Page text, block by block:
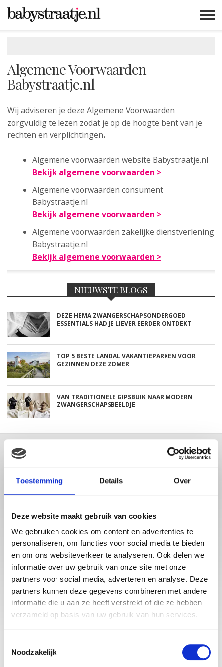
Toestemming Details Over
Deze website maakt gebruik van cookies
We gebruiken cookies om content en advertenties te
personaliseren, om functies voor social media te bieden
en om ons websiteverkeer te analyseren. Ook delen we
informatie over uw gebruik van onze site met onze
partners voor social media, adverteren en analyse. Deze
partners kunnen deze gegevens combineren met andere
informatie die u aan ze heeft verstrekt of die ze hebben
verzameld op basis van uw gebruik van hun services.
Noodzakelijk
Algemene Voorwaarden
Babystraatje.nl
Wij adviseren je deze Algemene Voorwaarden
zorgvuldig te lezen zodat je op de hoogte bent van je
rechten en verplichtingen.
Algemene voorwaarden website Babystraatje.nl
Bekijk algemene voorwaarden >
Algemene voorwaarden consument
Babystraatje.nl
Bekijk algemene voorwaarden >
Algemene voorwaarden zakelijke dienstverlening
Babystraatje.nl
Bekijk algemene voorwaarden >
NIEUWSTE BLOGS
DEZE HEMA ZWANGERSCHAPSONDERGOED
ESSENTIALS HAD JE LIEVER EERDER ONTDEKT
TOP 5 BESTE LANDAL VAKANTIEPARKEN VOOR
GEZINNEN DEZE ZOMER
VAN TRADITIONELE GIPSBUIK NAAR MODERN
ZWANGERSCHAPSBEELDJE
Babystraatje.nl is een uniek platform voor aanstaande en
jonge moeders. Een online ontmoetingsplek vol
inspirerende blogs en handige artikelen op het gebied van
zwangerschap, moederschap, babyproducten, lifestyle en
fashion. Babystraatje.nl, het leukste online (winkel)straatje
voor jou en je kleintje.
DEZE HEMA ZWANGERSCHAPSONDERGOED ESSENTIALS HAD JE
LIEVER EERDER ONTDEKT